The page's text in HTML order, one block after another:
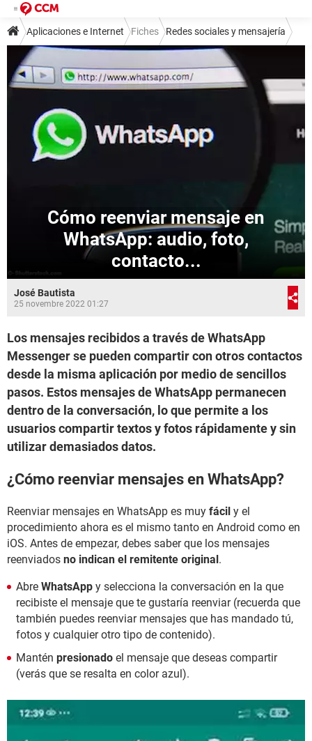
Aplicaciones e Internet Fiches Redes sociales y mensajería
Mensajería instantánea
Cómo reenviar mensaje en
WhatsApp: audio, foto,
contacto...
José Bautista
25 novembre 2022 01:27
Los mensajes recibidos a través de WhatsApp
Messenger se pueden compartir con otros contactos
desde la misma aplicación por medio de sencillos
pasos. Estos mensajes de WhatsApp permanecen
dentro de la conversación, lo que permite a los
usuarios compartir textos y fotos rápidamente y sin
utilizar demasiados datos.
¿Cómo reenviar mensajes en WhatsApp?
Reenviar mensajes en WhatsApp es muy fácil y el
procedimiento ahora es el mismo tanto en Android como en
iOS. Antes de empezar, debes saber que los mensajes
reenviados no indican el remitente original.
Abre WhatsApp y selecciona la conversación en la que
recibiste el mensaje que te gustaría reenviar (recuerda que
también puedes reenviar mensajes que has mandado tú,
fotos y cualquier otro tipo de contenido).
Mantén presionado el mensaje que deseas compartir
(verás que se resalta en color azul).